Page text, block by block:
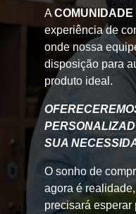
A
experiência de
onde nossa
disposição para
produto ideal.
SUA
O sonho de
agora é
precisará esperar